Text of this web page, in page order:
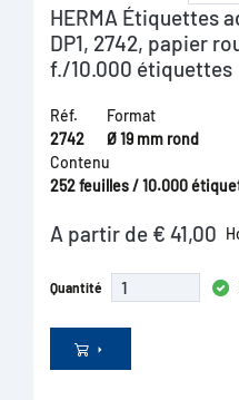
HERMA Étiquettes
DP1, 2742, papier
f./10.000 étiquettes
Réf.
2742
Format
Ø 19 mm rond
Contenu
252 feuilles / 10.000
A partir de € 41,00
Quantité